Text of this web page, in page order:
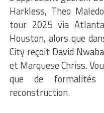
Harkless, Theo
tour 2025 via
Houston, alors que
City reçoit David
et Marquese Chriss.
que de formalités
reconstruction.